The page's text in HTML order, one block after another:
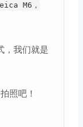
M6，
，我们就是
照吧！